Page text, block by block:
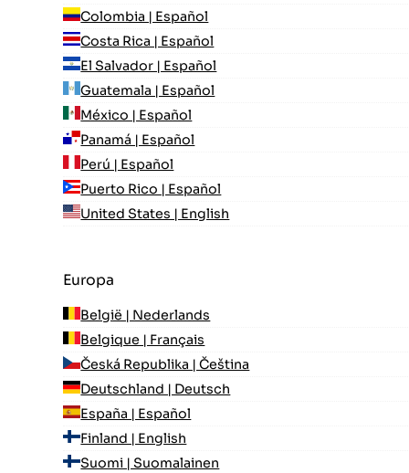
Colombia | Español
Costa Rica | Español
El Salvador | Español
Guatemala | Español
México | Español
Panamá | Español
Perú | Español
Puerto Rico | Español
United States | English
Europa
België | Nederlands
Belgique | Français
Česká Republika | Čeština
Deutschland | Deutsch
España | Español
Finland | English
Suomi | Suomalainen